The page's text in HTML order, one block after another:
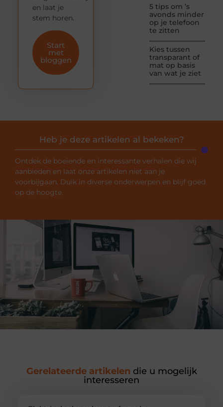
5 tips om ’s
avonds minder
op je telefoon
te zitten
Kies tussen
transparant of
mat op basis
van wat je ziet
en laat je
stem horen.
Start
met
bloggen
Heb je deze artikelen al bekeken?
Ontdek de boeiende en interessante verhalen die wij
aanbieden en laat onze artikelen niet aan je
voorbijgaan. Duik in diverse onderwerpen en blijf goed
op de hoogte.
Gerelateerde artikelen die u mogelijk
interesseren